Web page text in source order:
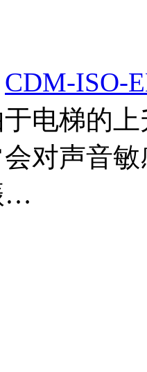
CDM-ISO-
电梯的
对声音
…